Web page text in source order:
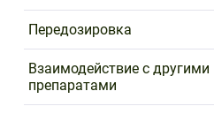
Передозировка
Взаимодействие с другими
препаратами